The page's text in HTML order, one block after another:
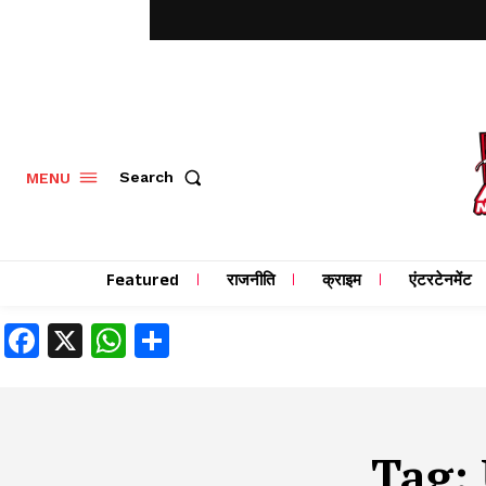
MENU Search
Featured राजनीति क्राइम एंटरटेनमेंट
Facebook
X WhatsApp